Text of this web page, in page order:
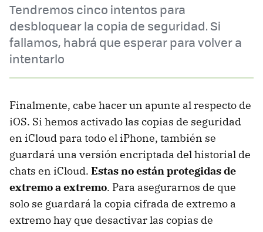
Tendremos cinco intentos para
desbloquear la copia de seguridad. Si
fallamos, habrá que esperar para volver a
intentarlo
Finalmente, cabe hacer un apunte al respecto de
iOS. Si hemos activado las copias de seguridad
en iCloud para todo el iPhone, también se
guardará una versión encriptada del historial de
chats en iCloud. Estas no están protegidas de
extremo a extremo. Para asegurarnos de que
solo se guardará la copia cifrada de extremo a
extremo hay que desactivar las copias de